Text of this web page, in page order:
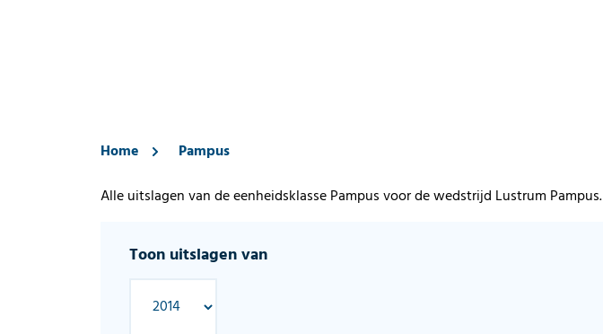
Home
Pampus
Alle uitslagen van de eenheidsklasse Pampus voor de wedstrijd Lustrum Pampus.
Toon uitslagen van